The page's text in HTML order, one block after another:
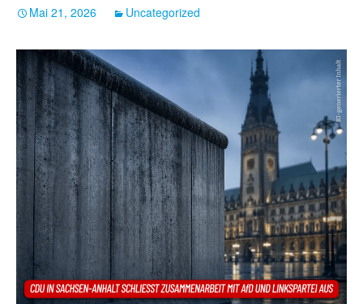
Mai 21, 2026 Uncategorized